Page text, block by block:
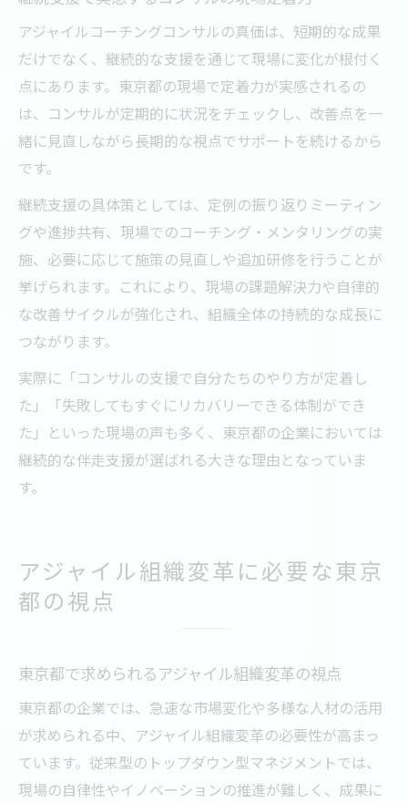
アジャイルコーチングコンサルの真価は、短期的な成果
だけでなく、継続的な支援を通じて現場に変化が根付く
点にあります。東京都の現場で定着力が実感されるの
は、コンサルが定期的に状況をチェックし、改善点を一
緒に見直しながら長期的な視点でサポートを続けるから
です。
継続支援の具体策としては、定例の振り返りミーティン
グや進捗共有、現場でのコーチング・メンタリングの実
施、必要に応じて施策の見直しや追加研修を行うことが
挙げられます。これにより、現場の課題解決力や自律的
な改善サイクルが強化され、組織全体の持続的な成長に
つながります。
実際に「コンサルの支援で自分たちのやり方が定着し
た」「失敗してもすぐにリカバリーできる体制ができ
た」といった現場の声も多く、東京都の企業においては
継続的な伴走支援が選ばれる大きな理由となっていま
す。
アジャイル組織変革に必要な東京
都の視点
東京都で求められるアジャイル組織変革の視点
東京都の企業では、急速な市場変化や多様な人材の活用
が求められる中、アジャイル組織変革の必要性が高まっ
ています。従来型のトップダウン型マネジメントでは、
現場の自律性やイノベーションの推進が難しく、成果に